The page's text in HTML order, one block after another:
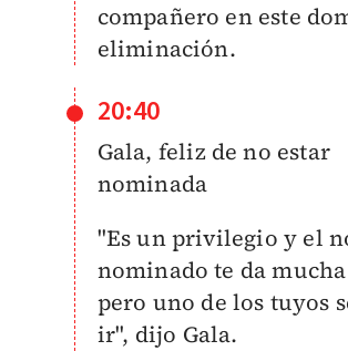
compañero en este
eliminación.
20:40
Gala, feliz de no estar
nominada
"Es un privilegio y el
nominado te da
pero uno de los tuyos
ir", dijo Gala.